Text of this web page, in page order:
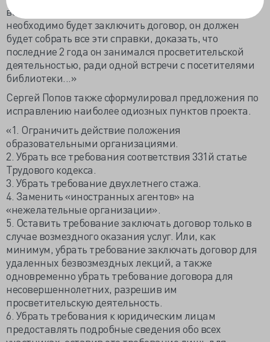
ветерана рассказать о ВОВ. С ним библиотеке
необходимо будет заключить договор, он должен
будет собрать все эти справки, доказать, что
последние 2 года он занимался просветительской
деятельностью, ради одной встречи с посетителями
библиотеки...»
Сергей Попов также сформулировал предложения по
исправлению наиболее одиозных пунктов проекта.
«1. Ограничить действие положения
образовательными организациями.
2. Убрать все требования соответствия 331й статье
Трудового кодекса.
3. Убрать требование двухлетнего стажа.
4. Заменить «иностранных агентов» на
«нежелательные организации».
5. Оставить требование заключать договор только в
случае возмездного оказания услуг. Или, как
минимум, убрать требование заключать договор для
удаленных безвозмездных лекций, а также
одновременно убрать требование договора для
несовершеннолетних, разрешив им
просветительскую деятельность.
6. Убрать требования к юридическим лицам
предоставлять подробные сведения обо всех